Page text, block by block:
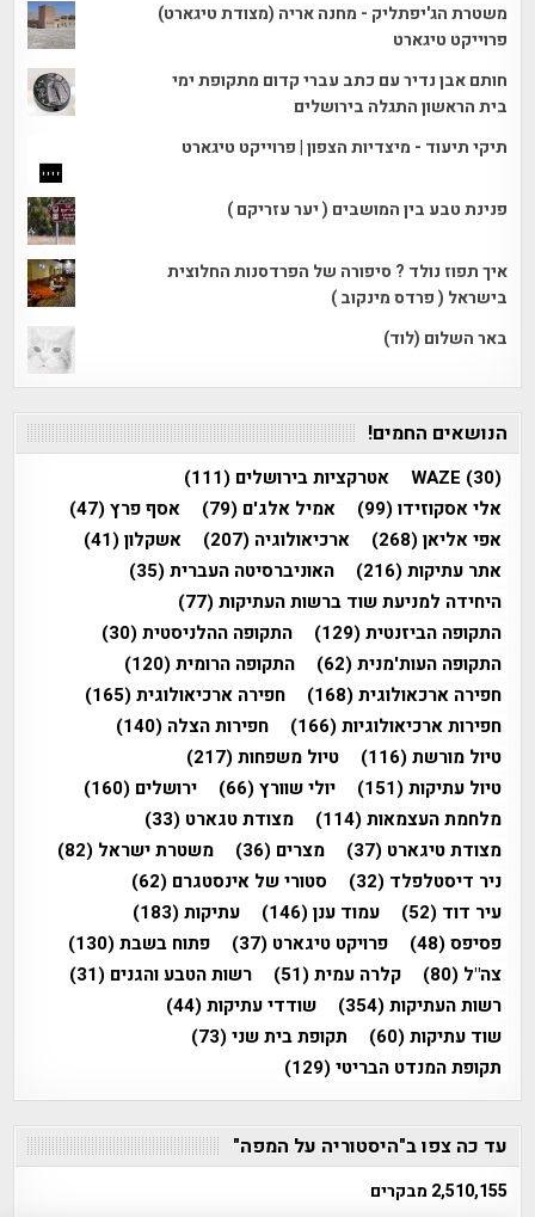
משטרת הג'יפתליק - מחנה אריה (מצודת טיגארט)
פרוייקט טיגארט
חותם אבן נדיר עם כתב עברי קדום מתקופת ימי
בית הראשון התגלה בירושלים
תיקי תיעוד - מיצדיות הצפון | פרוייקט טיגארט
פנינת טבע בין המושבים ( יער עזריקם )
איך תפוז נולד ? סיפורה של הפרדסנות החלוצית
בישראל ( פרדס מינקוב )
באר השלום (לוד)
הנושאים החמים!
WAZE (30) אטרקציות בירושלים (111)
אלי אסקוזידו(99) אמיל אלג'ם (79) אסף פרץ(47)
אפי אליאן(268) ארכיאולוגיה (207) אשקלון(41)
אתר עתיקות(216) האוניברסיטה העברית(35)
היחידה למניעת שוד ברשות העתיקות(77)
התקופה הביזנטית(129) התקופה ההלניסטית(30)
התקופה העות'מנית(62) התקופה הרומית(120)
חפירה ארכאולוגית(168) חפירה ארכיאולוגית(165)
חפירות ארכיאולוגיות(166) חפירות הצלה (140)
טיול מורשת(116) טיול משפחות(217)
טיול עתיקות(151) יולי שוורץ(66) ירושלים (160)
מלחמת העצמאות(114) מצודת טגארט (33)
מצודת טיגארט (37) מצרים (36) משטרת ישראל (82)
ניר דיסטלפלד (32) סטורי של אינסטגרם (62)
עיר דוד (52) עמוד ענן(146) עתיקות(183)
פסיפס(48) פרויקט טיגארט (37) פתוח בשבת(130)
צה"ל (80) קלרה עמית(51) רשות הטבע והגנים (31)
רשות העתיקות(354) שודדי עתיקות(44)
שוד עתיקות(60) תקופת בית שני(73)
תקופת המנדט הבריטי(129)
עד כה צפו ב"היסטוריה על המפה"
2,510,155 מבקרים